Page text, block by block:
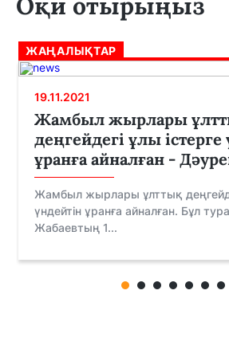
ЖАҢАЛЫҚТАР
19.11.2021
Жамбыл жырлары
деңгейдегі ұлы істерге
ұранға айналған -
Жамбыл жырлары ұлттық
үндейтін ұранға айналған. Бұл
Жабаевтың 1...